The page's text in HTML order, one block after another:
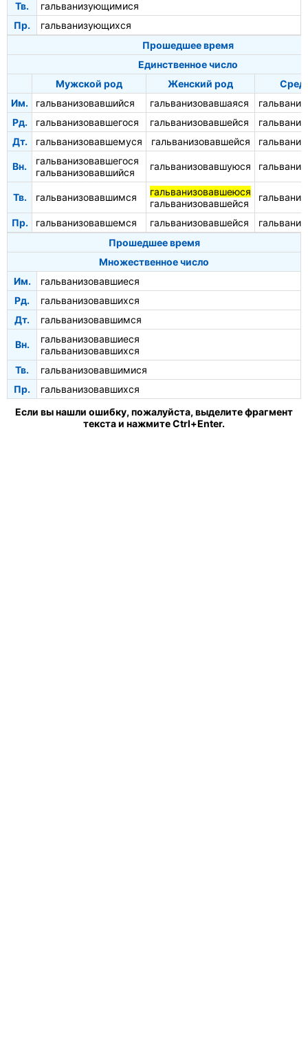
Тв.
гальванизующимися
Пр.
гальванизующихся
Прошедшее время
Единственное число
Мужской род
Женский род
Им.
гальванизовавшийся гальванизовавшаяся
Рд.
гальванизовавшегося гальванизовавшейся
Дт.
гальванизовавшемуся гальванизовавшейся
Вн.
гальванизовавшегося
гальванизовавшийся
гальванизовавшуюся
Тв. гальванизовавшимся
гальванизовавшеюся
гальванизовавшейся
Пр. гальванизовавшемся гальванизовавшейся
Прошедшее время
Множественное число
Им.
гальванизовавшиеся
Рд.
гальванизовавшихся
Дт.
гальванизовавшимся
Вн.
гальванизовавшиеся
гальванизовавшихся
Тв.
гальванизовавшимися
Пр.
гальванизовавшихся
Если вы нашли ошибку, пожалуйста, выделите фрагмент
текста и нажмите Ctrl+Enter.